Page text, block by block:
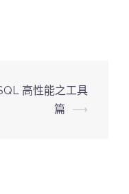
高性能之工具
篇
⟶